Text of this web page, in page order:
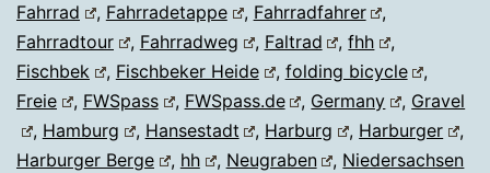
Fahrrad
, Fahrradetappe , Fahrradfahrer
,
Fahrradtour
, Fahrradweg , Faltrad ,fhh
,
Fischbek
, Fischbeker Heide , folding bicycle
,
Freie
, FWSpass , FWSpass.de , Germany , Gravel
, Hamburg , Hansestadt , Harburg , Harburger
,
Harburger Berge
, hh , Neugraben , Niedersachsen